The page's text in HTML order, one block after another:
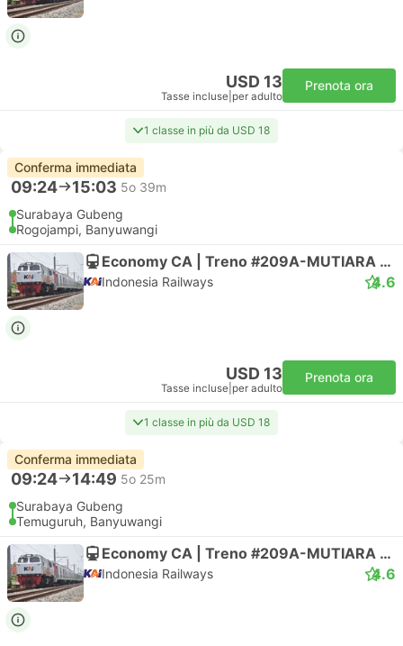
USD 13
Tasse incluse per adulto
Prenota ora
1 classe in più da USD 18
Conferma immediata
09:24 15:03 5o 39m
Surabaya Gubeng
Rogojampi, Banyuwangi
Economy CA | Treno #209A-MUTIARA TIMUR
Indonesia Railways 4.6
USD 13
Tasse incluse per adulto
Prenota ora
1 classe in più da USD 18
Conferma immediata
09:24 14:49 5o 25m
Surabaya Gubeng
Temuguruh, Banyuwangi
Economy CA | Treno #209A-MUTIARA TIMUR
Indonesia Railways 4.6